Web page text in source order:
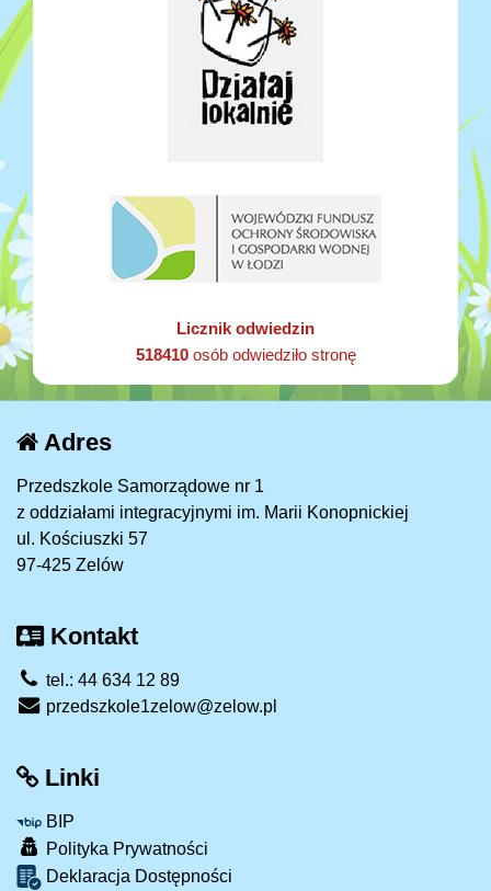
Licznik odwiedzin
518410osób odwiedziło stronę
Adres
Przedszkole Samorządowe nr 1
z oddziałami integracyjnymi im. Marii Konopnickiej
ul. Kościuszki 57
97-425 Zelów
Kontakt
tel.: 44 634 12 89
przedszkole1zelow@zelow.pl
Linki
BIP
Polityka Prywatności
Deklaracja Dostępności